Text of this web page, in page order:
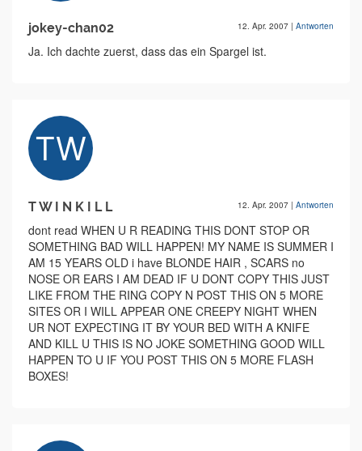
jokey-chan02 12. Apr. 2007 | Antworten
Ja. Ich dachte zuerst, dass das ein Spargel ist.
T W I N K I L L 12. Apr. 2007 | Antworten
dont read WHEN U R READING THIS DONT STOP OR
SOMETHING BAD WILL HAPPEN! MY NAME IS SUMMER I
AM 15 YEARS OLD i have BLONDE HAIR , SCARS no
NOSE OR EARS I AM DEAD IF U DONT COPY THIS JUST
LIKE FROM THE RING COPY N POST THIS ON 5 MORE
SITES OR I WILL APPEAR ONE CREEPY NIGHT WHEN
UR NOT EXPECTING IT BY YOUR BED WITH A KNIFE
AND KILL U THIS IS NO JOKE SOMETHING GOOD WILL
HAPPEN TO U IF YOU POST THIS ON 5 MORE FLASH
BOXES!